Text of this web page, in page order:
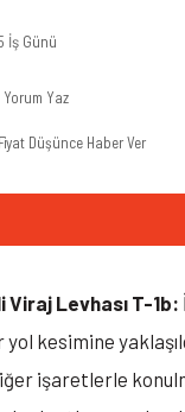
İş Günü
Yorum Yaz
Fiyat Düşünce Haber Ver
Viraj Levhası T-1b:
kesimine
işaretlerle